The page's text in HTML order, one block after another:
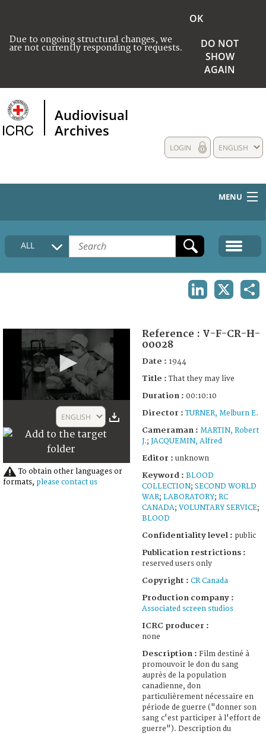
Due to ongoing structural changes, we
are not currently responding to requests.
OK
DO NOT
SHOW
AGAIN
Audiovisual
Archives
ENGLISH
LOGIN
MENU
HOME
COLLECTIONS DESCRIPTION
ALL
10
seconds
ENGLISH
To obtain other languages or
formats, please contact us
Reference : V-F-CR-H-
00028
Date : 1944
Title :That they may live
Duration : 00:10:10
Director :TURNER, Melburn E.
Cameraman : MARTIN, Robert
J.; JACQUEMIN, Alfred
Editor : unknown
Keyword : BLOOD
COLLECTION; SECOND WORLD
WAR; LABORATORY; RC
CANADA; VOLUNTARY SERVICE;
BLOOD
Confidentiality level : public
Publication restrictions :
reserved users only
Copyright : CR Canada
Production company :
Associated screen studios
ICRC producer :
none
Description : Film destiné à
promouvoir le don du sang
auprès de la population
canadienne, don
particulièrement nécessaire en
période de guerre ("donner son
sang c'est participer à l'effort de
guerre"). Description du